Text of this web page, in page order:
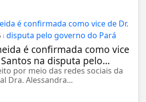
é confirmada como vice
na disputa pelo...
por meio das redes sociais da
Dra. Alessandra...